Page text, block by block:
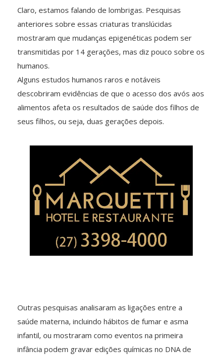
Claro, estamos falando de lombrigas. Pesquisas
anteriores sobre essas criaturas translúcidas
mostraram que mudanças epigenéticas podem ser
transmitidas por 14 gerações, mas diz pouco sobre os
humanos.
Alguns estudos humanos raros e notáveis
descobriram evidências de que o acesso dos avós aos
alimentos afeta os resultados de saúde dos filhos de
seus filhos, ou seja, duas gerações depois.
Outras pesquisas analisaram as ligações entre a
saúde materna, incluindo hábitos de fumar e asma
infantil, ou mostraram como eventos na primeira
infância podem gravar edições químicas no DNA de